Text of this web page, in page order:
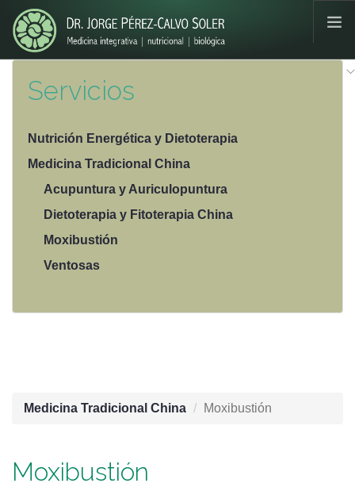
Pasar al contenido principal
¿QUIEN ES?
LIBROS
MULTIMEDIA
PEDIR CITA
Servicios
Nutrición Energética y Dietoterapia
Medicina Tradicional China
Acupuntura y Auriculopuntura
Dietoterapia y Fitoterapia China
Moxibustión
Ventosas
Medicina Tradicional China Moxibustión
Moxibustión